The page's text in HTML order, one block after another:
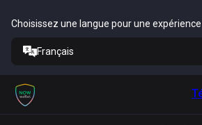
Choisissez une langue pour une
Français